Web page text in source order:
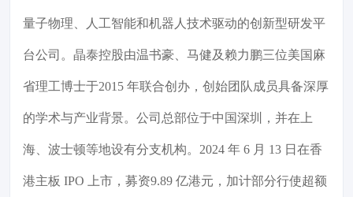
量子物理、人工智能和机器人技术驱动的创新型研发平
台公司。晶泰控股由温书豪、马健及赖力鹏三位美国麻
省理工博士于2015 年联合创办，创始团队成员具备深厚
的学术与产业背景。公司总部位于中国深圳，并在上
海、波士顿等地设有分支机构。2024 年 6 月 13 日在香
港主板 IPO 上市，募资9.89 亿港元，加计部分行使超额